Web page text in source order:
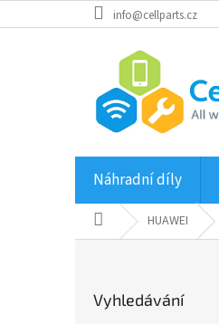
na
info@cellparts.cz
Náhradní díly
Domů HUAWEI
Vyhledávání